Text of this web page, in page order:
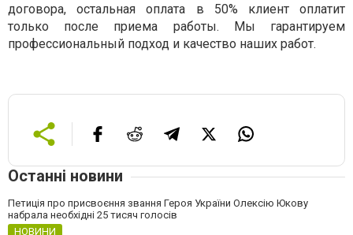
договора, остальная оплата в 50% клиент оплатит
только после приема работы. Мы гарантируем
профессиональный подход и качество наших работ.
Останні новини
Петиція про присвоєння звання Героя України Олексію Юкову
набрала необхідні 25 тисяч голосів
НОВИНИ